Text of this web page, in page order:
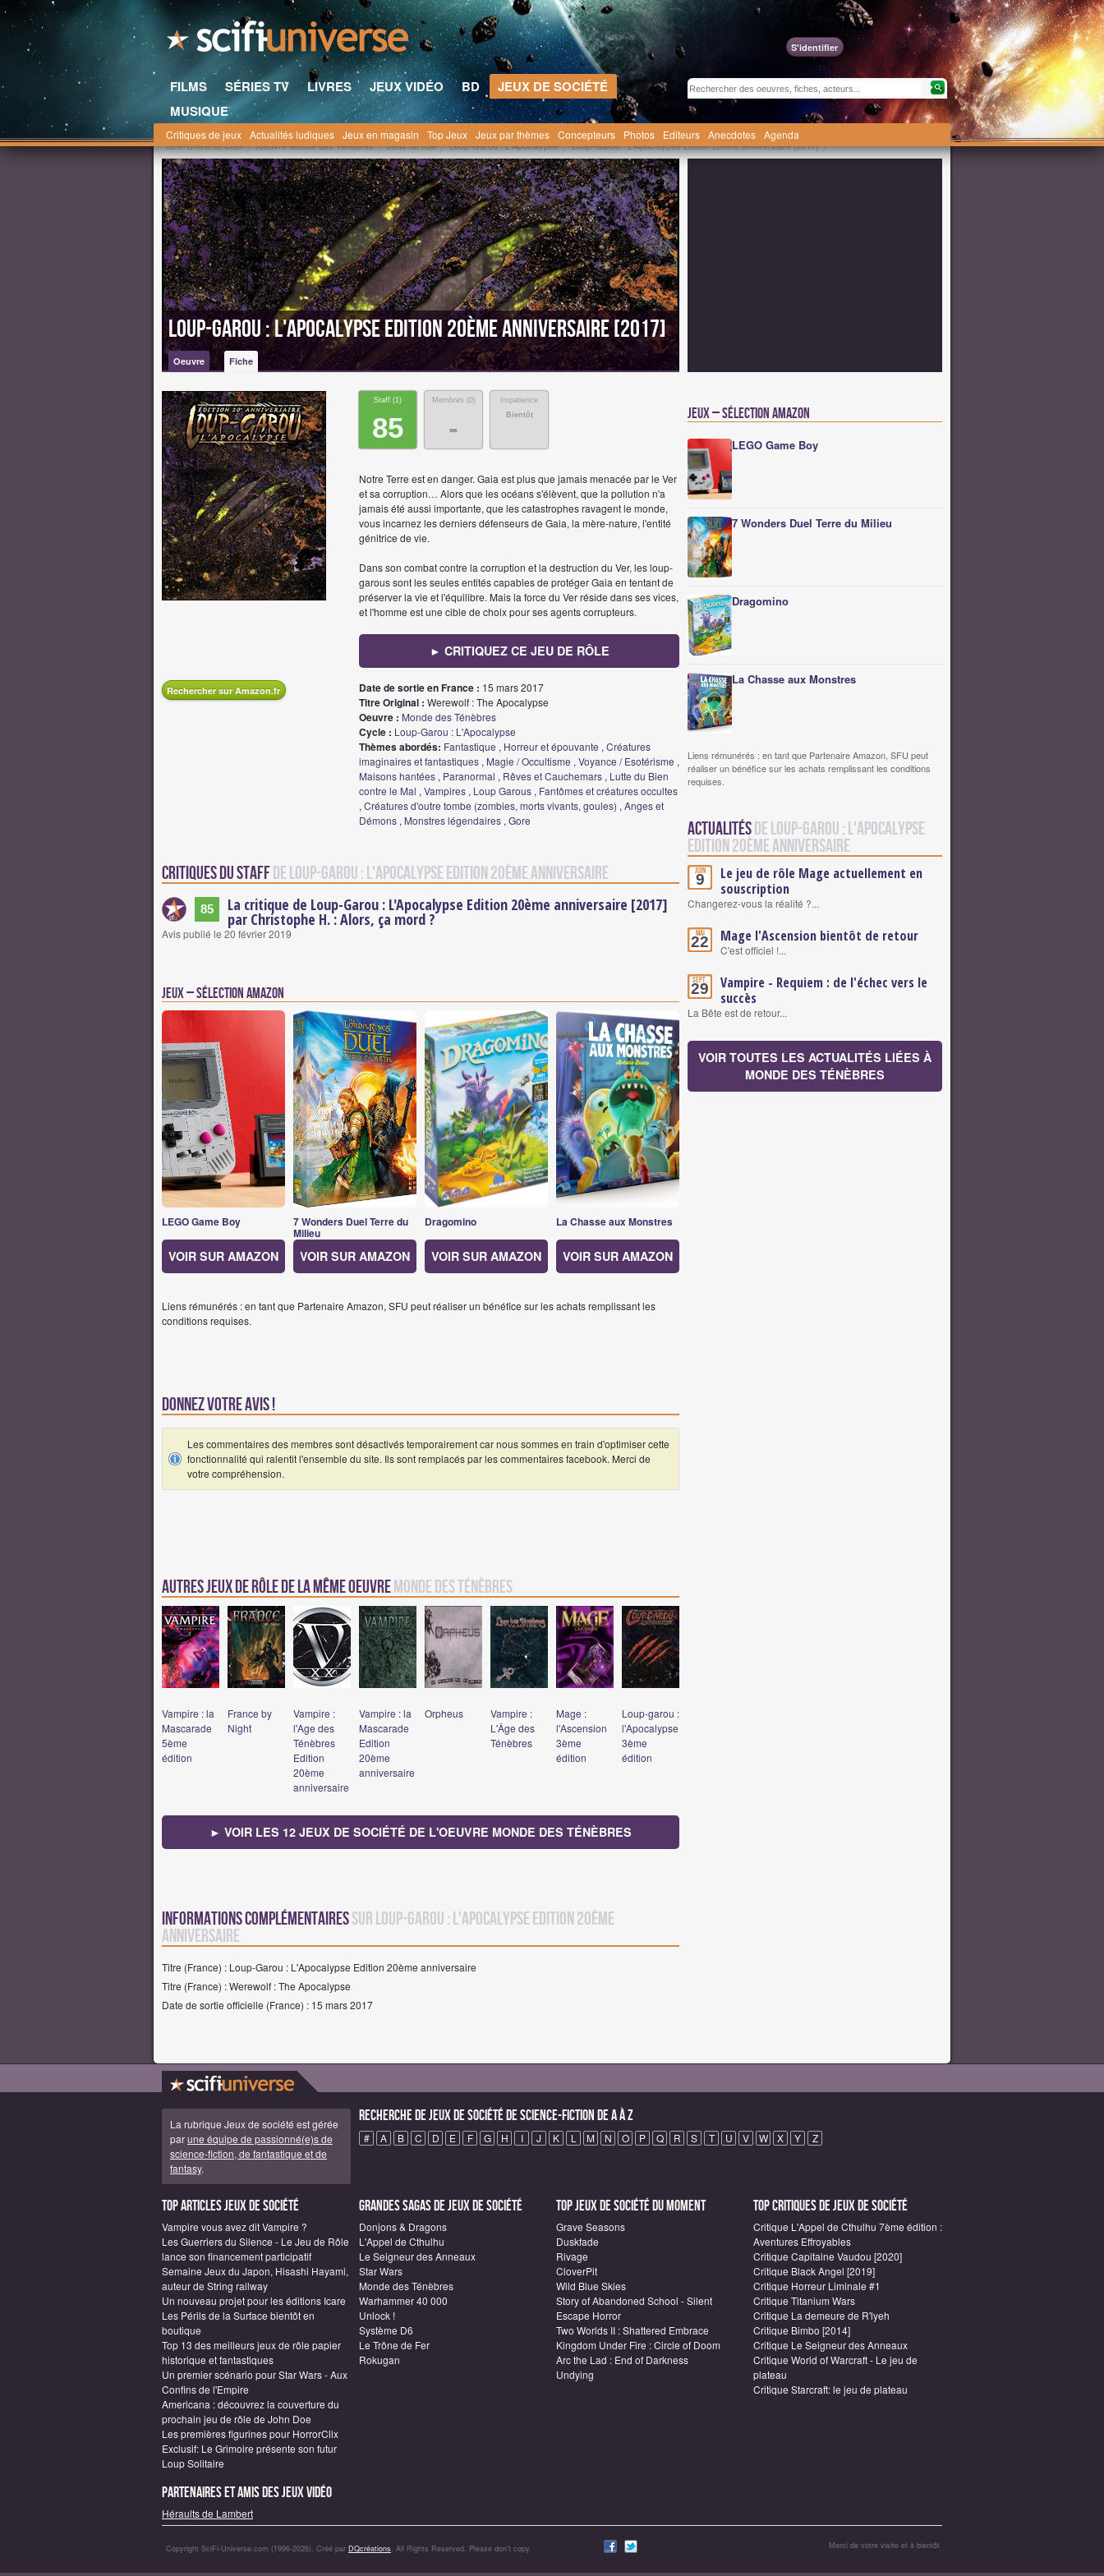
S'identifier
FILMS SÉRIES TV LIVRES JEUX VIDÉO BD
JEUX DE SOCIÉTÉ
MUSIQUE
Critiques de jeux Actualités ludiques Jeux en magasin Top Jeux Jeux par thèmes Concepteurs Photos Editeurs Anecdotes Agenda
Scifi-Universe.com l'oeuvre Monde des Ténèbres Jeux de rôle Loup-Garou : L'Apocalypse Loup-Garou : L'Apocalypse Edition 20ème anniversaire [2017]
Loup-Garou : L'Apocalypse Edition 20ème anniversaire [2017]
Oeuvre Fiche
Staff (1)
85
Membres (0)
-
Impatience
Bientôt
Notre Terre est en danger. Gaia est plus que jamais menacée par le Ver
et sa corruption… Alors que les océans s'élèvent, que la pollution n'a
jamais été aussi importante, que les catastrophes ravagent le monde,
vous incarnez les derniers défenseurs de Gaia, la mère-nature, l'entité
génitrice de vie.
Dans son combat contre la corruption et la destruction du Ver, les loup-
garous sont les seules entités capables de protéger Gaia en tentant de
préserver la vie et l'équilibre. Mais la force du Ver réside dans ses vices,
et l'homme est une cible de choix pour ses agents corrupteurs.
► CRITIQUEZ CE JEU DE RÔLE
Rechercher sur Amazon.fr Date de sortie en France : 15 mars 2017
Titre Original : Werewolf : The Apocalypse
Oeuvre : Monde des Ténèbres
Cycle : Loup-Garou : L'Apocalypse
Thèmes abordés: Fantastique , Horreur et épouvante , Créatures
imaginaires et fantastiques , Magie / Occultisme , Voyance / Esotérisme ,
Maisons hantées , Paranormal , Rêves et Cauchemars , Lutte du Bien
contre le Mal , Vampires , Loup Garous , Fantômes et créatures occultes
, Créatures d'outre tombe (zombies, morts vivants, goules) , Anges et
Démons , Monstres légendaires , Gore
Critiques du staffde Loup-Garou : L'Apocalypse Edition 20ème anniversaire
85 La critique de Loup-Garou : L'Apocalypse Edition 20ème anniversaire [2017]
par Christophe H. : Alors, ça mord ?
Avis publié le 20 février 2019
Jeux – Sélection Amazon
LEGO Game Boy
VOIR SUR AMAZON
7 Wonders Duel Terre du
Milieu
VOIR SUR AMAZON
Dragomino
VOIR SUR AMAZON
La Chasse aux Monstres
VOIR SUR AMAZON
Liens rémunérés : en tant que Partenaire Amazon, SFU peut réaliser un bénéfice sur les achats remplissant les
conditions requises.
Donnez votre avis !
Les commentaires des membres sont désactivés temporairement car nous sommes en train d'optimiser cette
fonctionnalité qui ralentit l'ensemble du site. Ils sont remplacés par les commentaires facebook. Merci de
votre compréhension.
Autres jeux de rôle de la même oeuvre Monde des Ténèbres
Vampire : la
Mascarade
5ème
édition
France by
Night
Vampire :
l'Age des
Ténèbres
Edition
20ème
anniversaire
Vampire : la
Mascarade
Edition
20ème
anniversaire
Orpheus
Vampire :
L'Âge des
Ténèbres
Mage :
l'Ascension
3ème
édition
Loup-garou :
l'Apocalypse
3ème
édition
► VOIR LES 12 JEUX DE SOCIÉTÉ DE L'OEUVRE MONDE DES TÉNÈBRES
Informations complémentairessur Loup-Garou : L'Apocalypse Edition 20ème
anniversaire
Titre (France) : Loup-Garou : L'Apocalypse Edition 20ème anniversaire
Titre (France) : Werewolf : The Apocalypse
Date de sortie officielle (France) : 15 mars 2017
Jeux – Sélection Amazon
LEGO Game Boy
7 Wonders Duel Terre du Milieu
Dragomino
La Chasse aux Monstres
Liens rémunérés : en tant que Partenaire Amazon, SFU peut
réaliser un bénéfice sur les achats remplissant les conditions
requises.
Actualitésde Loup-Garou : L'Apocalypse
Edition 20ème anniversaire
Juin
9
Le jeu de rôle Mage actuellement en
souscription
Changerez-vous la réalité ?...
Mai
22 Mage l'Ascension bientôt de retour
C'est officiel !...
Sept.
29
Vampire - Requiem : de l'échec vers le
succès
La Bête est de retour...
VOIR TOUTES LES ACTUALITÉS LIÉES À
MONDE DES TÉNÈBRES
La rubrique Jeux de société est gérée
parune équipe de passionné(e)s de
science-fiction, de fantastique et de
fantasy.
Recherche de Jeux de société de science-fiction de A à Z
# A B C D E F G H I J K L M N O P Q R S T U V W X Y Z
Top articles Jeux de société
Vampire vous avez dit Vampire ?
Les Guerriers du Silence - Le Jeu de Rôle
lance son financement participatif
Semaine Jeux du Japon, Hisashi Hayami,
auteur de String railway
Un nouveau projet pour les éditions Icare
Les Périls de la Surface bientôt en
boutique
Top 13 des meilleurs jeux de rôle papier
historique et fantastiques
Un premier scénario pour Star Wars - Aux
Confins de l'Empire
Americana : découvrez la couverture du
prochain jeu de rôle de John Doe
Les premières figurines pour HorrorClix
Exclusif: Le Grimoire présente son futur
Loup Solitaire
Grandes sagas de Jeux de société
Donjons & Dragons
L'Appel de Cthulhu
Le Seigneur des Anneaux
Star Wars
Monde des Ténèbres
Warhammer 40 000
Unlock !
Système D6
Le Trône de Fer
Rokugan
Top Jeux de société du moment
Grave Seasons
Duskfade
Rivage
CloverPit
Wild Blue Skies
Story of Abandoned School - Silent
Escape Horror
Two Worlds II : Shattered Embrace
Kingdom Under Fire : Circle of Doom
Arc the Lad : End of Darkness
Undying
Top critiques de Jeux de société
Critique L'Appel de Cthulhu 7ème édition :
Aventures Effroyables
Critique Capitaine Vaudou [2020]
Critique Black Angel [2019]
Critique Horreur Liminale #1
Critique Titanium Wars
Critique La demeure de R'lyeh
Critique Bimbo [2014]
Critique Le Seigneur des Anneaux
Critique World of Warcraft - Le jeu de
plateau
Critique Starcraft: le jeu de plateau
Partenaires et amis des jeux vidéo
Héraults de Lambert
Copyright SciFi-Universe.com (1996-2026). Créé par DQcréations. All Rights Reserved. Please don’t copy. Merci de votre visite et à bientôt.